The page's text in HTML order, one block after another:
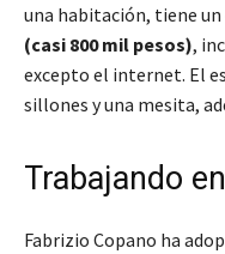
una habitación, tiene
(casi 800 mil pesos),
excepto el internet. El
sillones y una mesita,
Trabajando
Fabrizio Copano ha